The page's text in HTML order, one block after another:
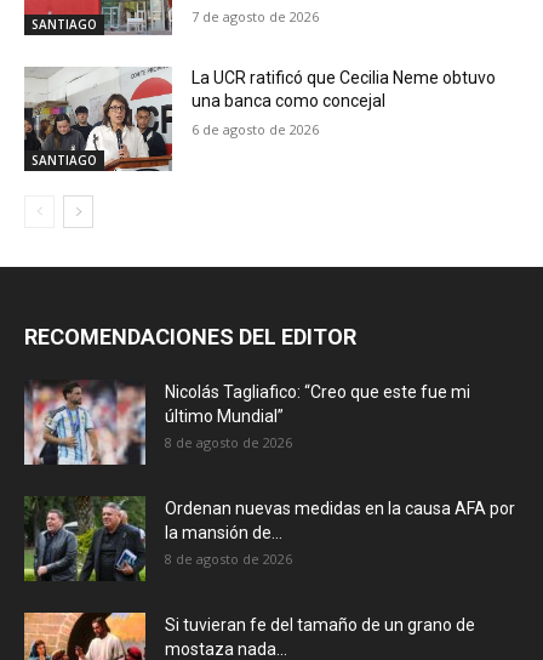
SANTIAGO 7 de agosto de 2026
SANTIAGO
La UCR ratificó que Cecilia Neme obtuvo
una banca como concejal
6 de agosto de 2026
RECOMENDACIONES DEL EDITOR
Nicolás Tagliafico: “Creo que este fue mi
último Mundial”
8 de agosto de 2026
Ordenan nuevas medidas en la causa AFA por
la mansión de...
8 de agosto de 2026
Si tuvieran fe del tamaño de un grano de
mostaza nada...